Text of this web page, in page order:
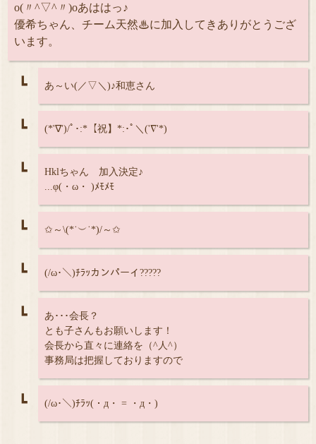
o(〃^▽^〃)oあははっ♪
優希ちゃん、チーム天然♨に加入してきありがとうござ
います。
┗ あ～い(／▽＼)♪和恵さん
┗ (*'∇')/ﾟ･:*【祝】*:･ﾟ＼('∇'*)
┗
Hklちゃん 加入決定♪
...φ(・ω・ )ﾒﾓﾒﾓ
┗ ✩～\(*˙︶˙*)/～✩
┗ (/ω･＼)ﾁﾗｯカンパーイ?????
┗
あ･･･会長？
とも子さんもお願いします！
会長から直々に連絡を（^人^）
事務局は把握しておりますので
┗ (/ω･＼)ﾁﾗｯ(・д・ = ・д・)